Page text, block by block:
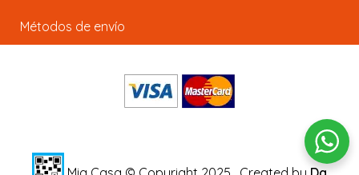
Métodos de envío